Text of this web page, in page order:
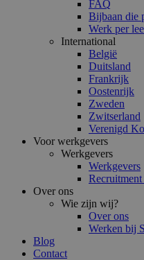
FAQ
Bijbaan die
Werk per
International
België
Duitsland
Frankrijk
Oostenrijk
Zweden
Zwitserland
Verenigd
Voor werkgevers
Werkgevers
Werkgevers
Over ons
Wie zijn wij?
Over ons
Werken bij
Blog
Contact